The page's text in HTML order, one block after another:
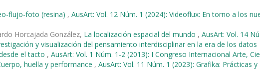
flujo-foto (resina) , AusArt: Vol. 12 Núm. 1 (2024): Videoflux: En torno a los
Horcajada González, La localización espacial del mundo , AusArt: Vol. 14
y visualización del pensamiento interdisciplinar en la era de los datos
el tacto , AusArt: Vol. 1 Núm. 1-2 (2013): I Congreso Internacional Arte,
huella y performance , AusArt: Vol. 11 Núm. 1 (2023): Grafika: Prácticas y